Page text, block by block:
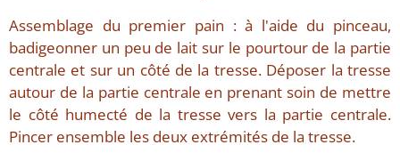
Assemblage du premier pain : à l'aide du pinceau,
badigeonner un peu de lait sur le pourtour de la partie
centrale et sur un côté de la tresse. Déposer la tresse
autour de la partie centrale en prenant soin de mettre
le côté humecté de la tresse vers la partie centrale.
Pincer ensemble les deux extrémités de la tresse.